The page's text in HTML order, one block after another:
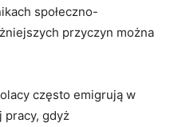
społeczno-
przyczyn można
często emigrują w
pracy, gdyż